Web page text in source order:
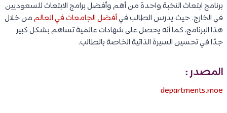
برنامج ابتعاث النخبة واحدة من أهم وأفضل برامج الابتعاث للسعوديين
في الخارج. حيث يدرس الطالب فيأفضل الجامعات في العالممن خلال
هذا البرنامج، كما أنه يحصل على شهادات عالمية تساهم بشكل كبير
جدًا في تحسين السيرة الذاتية الخاصة بالطالب.
المصدر :
departments.moe